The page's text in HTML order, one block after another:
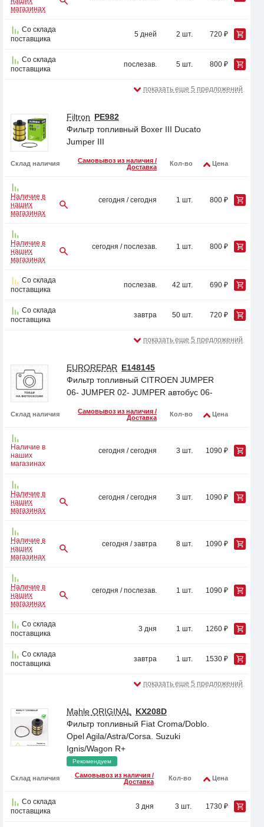
магазинах
Со склада
поставщика
5 дней 2 шт. 720 ₽
Со склада
поставщика
послезав. 5 шт. 800 ₽
показать еще 5 предложений
Filtron PE982
Фильтр топливный Boxer III Ducato
Jumper III
Склад наличия
Самовывоз из наличия /
Доставка
Кол-во Цена
Наличие в
наших
магазинах
сегодня / сегодня 1 шт. 800 ₽
Наличие в
наших
магазинах
сегодня / послезав. 1 шт. 800 ₽
Со склада
поставщика
послезав. 42 шт. 690 ₽
Со склада
поставщика
завтра 50 шт. 720 ₽
показать еще 5 предложений
EUROREPAR E148145
Фильтр топливный CITROEN JUMPER
06- JUMPER 02- JUMPER автобус 06-
Склад наличия
Самовывоз из наличия /
Доставка
Кол-во Цена
Наличие в
наших
магазинах
сегодня / сегодня 3 шт. 1090 ₽
Наличие в
наших
магазинах
сегодня / сегодня 3 шт. 1090 ₽
Наличие в
наших
магазинах
сегодня / завтра 8 шт. 1090 ₽
Наличие в
наших
магазинах
сегодня / послезав. 1 шт. 1090 ₽
Со склада
поставщика
3 дня 1 шт. 1260 ₽
Со склада
поставщика
завтра 1 шт. 1530 ₽
показать еще 5 предложений
Mahle ORIGINAL
KX208D
Фильтр топливный Fiat Croma/Doblo.
Opel Agila/Astra/Corsa. Suzuki
Ignis/Wagon R+
Рекомендуем
Склад наличия
Самовывоз из наличия /
Доставка
Кол-во Цена
Со склада
поставщика
3 дня 3 шт. 1730 ₽